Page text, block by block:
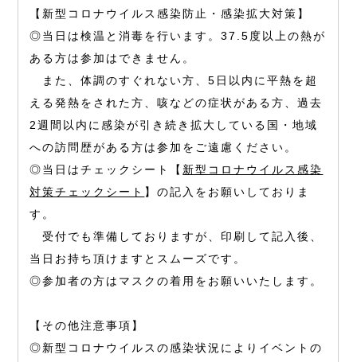
【新型コロナウイルス感染防止・感染拡大対策】
◎当日は検温と消毒を行います。37.5度以上の熱が
ある方は参加はできません。
また、体調のすぐれない方、5日以内に平熱を超
える発熱をされた方、咳などの症状がある方、過去
2週間以内に感染が引き続き拡大している国・地域
への訪問歴がある方は参加をご遠慮ください。
◎当日はチェックシート【 新型コロナウイルス感染
対策チェックシート 】の記入をお願いしておりま
す。
受付でも準備しておりますが、印刷して記入後、
当日お持ち頂けますとスムーズです。
◎参加者の方はマスクの着用をお願いいたします。
【その他注意事項】
◎新型コロナウイルスの感染状況によりイベントの